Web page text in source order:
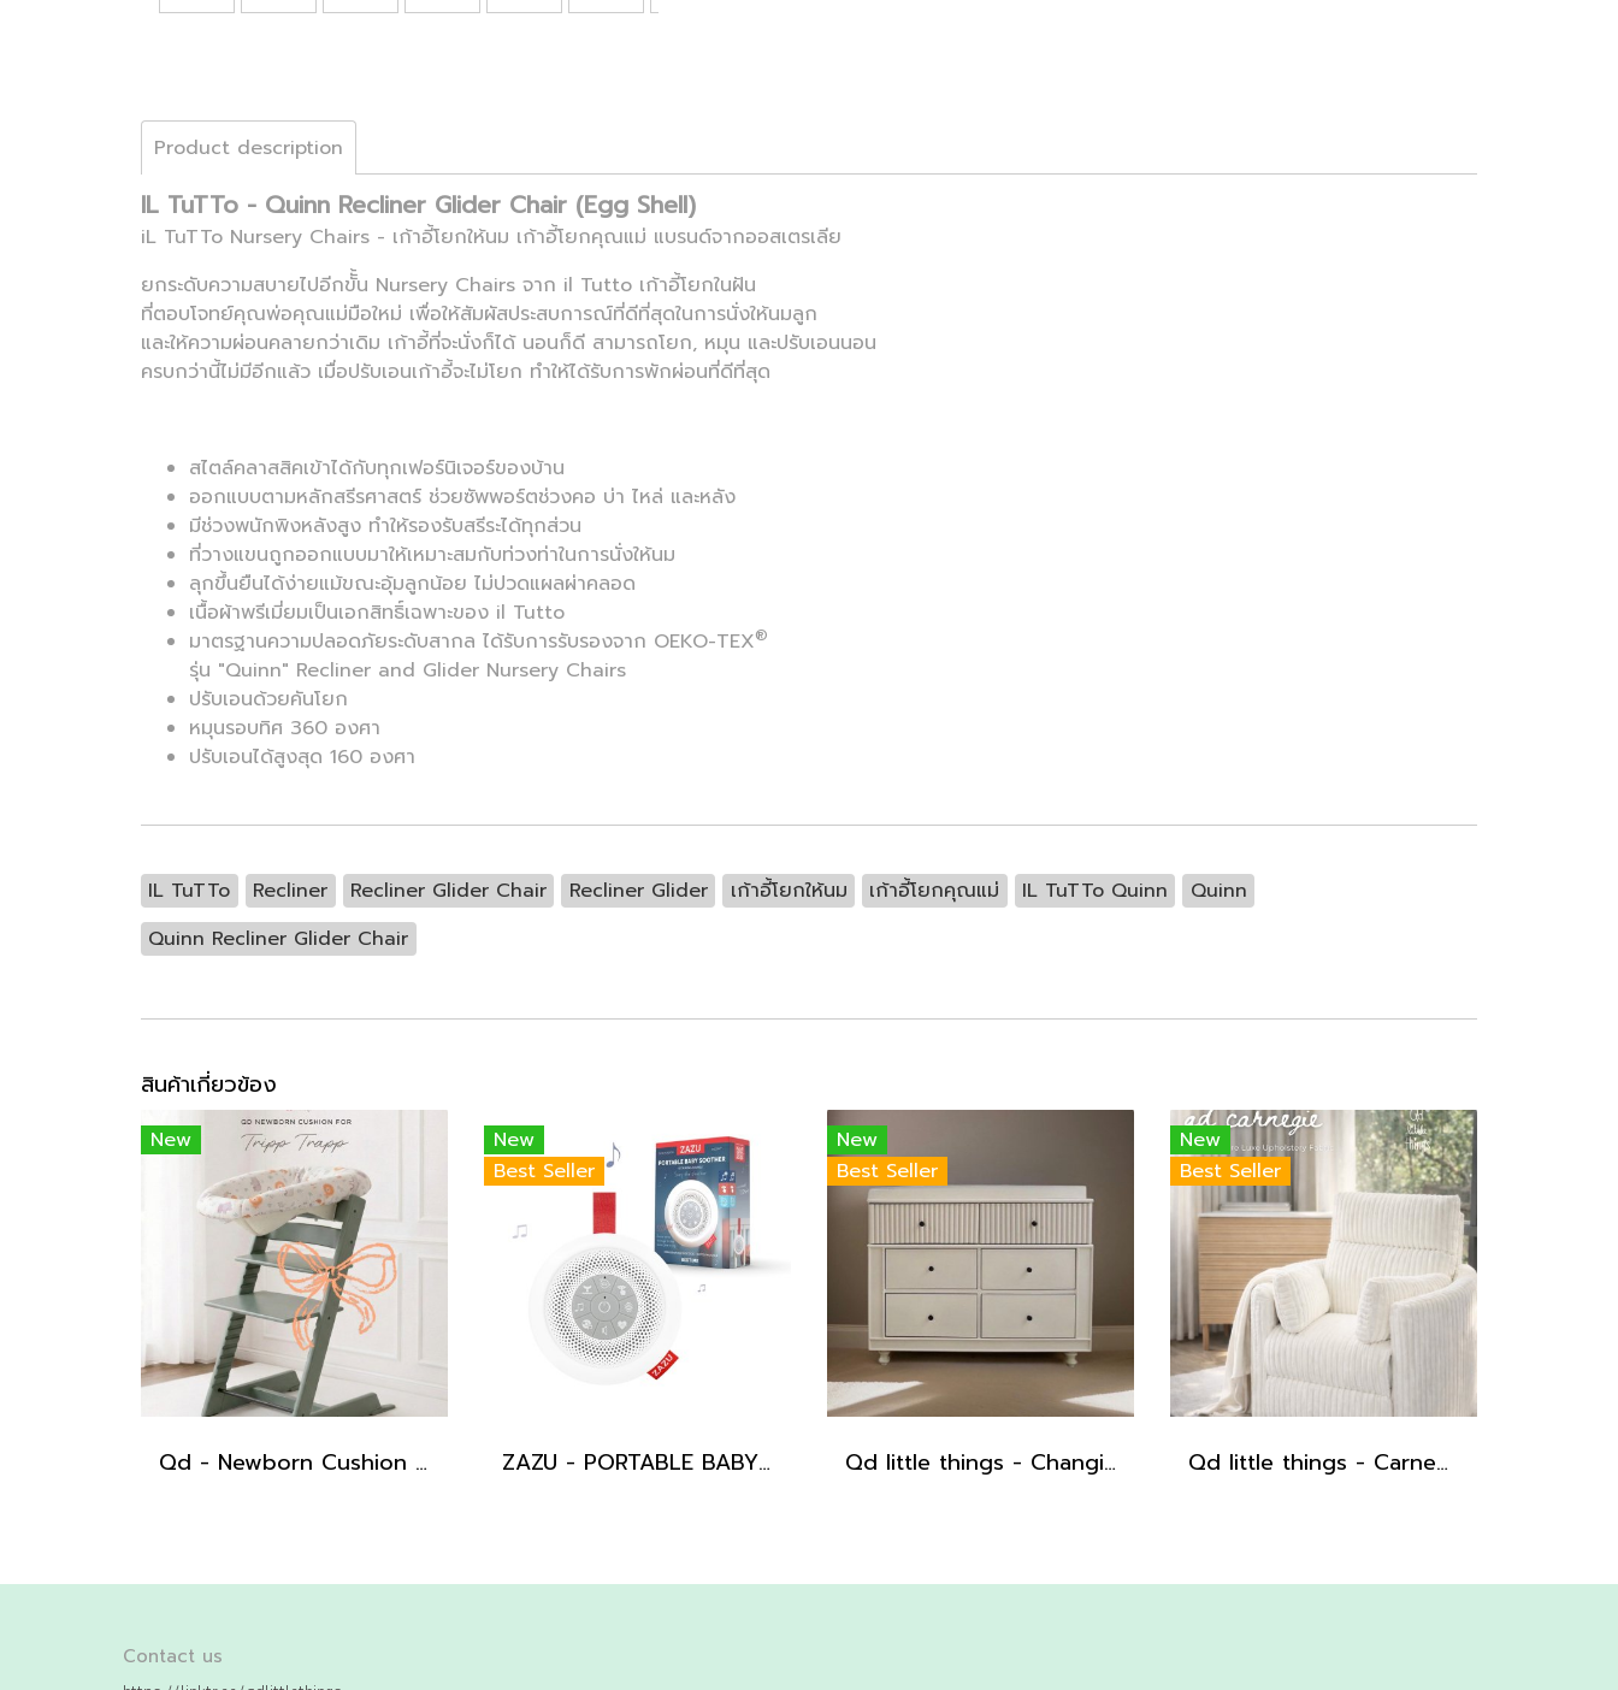
Product description
IL TuTTo - Quinn Recliner Glider Chair (Egg Shell)
iL TuTTo Nursery Chairs - เก้าอี้โยกให้นม เก้าอี้โยกคุณแม่ แบรนด์จากออสเตรเลีย
ยกระดับความสบายไปอีกขัั้น Nursery Chairs จาก il Tutto เก้าอี้โยกในฝัน
ที่ตอบโจทย์คุณพ่อคุณแม่มือใหม่ เพื่อให้สัมผัสประสบการณ์ที่ดีที่สุดในการนั่งให้นมลูก
และให้ความผ่อนคลายกว่าเดิม เก้าอี้ที่จะนั่งก็ได้ นอนก็ดี สามารถโยก, หมุน และปรับเอนนอน
ครบกว่านี้ไม่มีอีกแล้ว เมื่อปรับเอนเก้าอี้จะไม่โยก ทำให้ได้รับการพักผ่อนที่ดีที่สุด
สไตล์คลาสสิคเข้าได้กับทุกเฟอร์นิเจอร์ของบ้าน
ออกแบบตามหลักสรีรศาสตร์ ช่วยซัพพอร์ตช่วงคอ บ่า ไหล่ และหลัง
มีช่วงพนักพิงหลังสูง ทำให้รองรับสรีระได้ทุกส่วน
ที่วางแขนถูกออกแบบมาให้เหมาะสมกับท่วงท่าในการนั่งให้นม
ลุกขึ้นยืนได้ง่ายแม้ขณะอุ้มลูกน้อย ไม่ปวดแผลผ่าคลอด
เนื้อผ้าพรีเมี่ยมเป็นเอกสิทธิ์เฉพาะของ il Tutto
มาตรฐานความปลอดภัยระดับสากล ได้รับการรับรองจาก OEKO-TEX®
รุ่น "Quinn" Recliner and Glider Nursery Chairs
ปรับเอนด้วยคันโยก
หมุนรอบทิศ 360 องศา
ปรับเอนได้สูงสุด 160 องศา
IL TuTTo Recliner Recliner Glider Chair Recliner Glider เก้าอี้โยกให้นม เก้าอี้โยกคุณแม่ IL TuTTo Quinn
Quinn
Quinn Recliner Glider Chair
สินค้าเกี่ยวข้อง
New
Qd - Newborn Cushion for Tripp Trapp
New
Best Seller
ZAZU - PORTABLE BABY SOOTHER
New
Best Seller
Qd little things - Changing Table : Bespoke Collection
New
Best Seller
Qd little things - Carnegie Electric Recliner
Contact us